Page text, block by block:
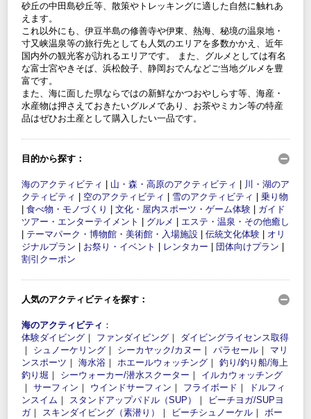
砂丘の中田島砂丘等、散策やトレッキングに適した自然に触れあ
えます。
これ以外にも、伊豆半島の修善寺や伊東、熱海、秘境の温泉地・
寸又峡温泉等の旅行先としても人気のエリアを多数かかえ、近年
国内外の観光客が訪れるエリアです。 また、グルメとしては有名
な富士宮やきそば、浜松餃子、静岡おでんなどご当地グルメを豊
富です。
また、海に面した県ならではの新鮮なかつおやしらす等、海産・
水産物は押さえておきたいグルメであり、お茶やミカン等の特産
品はぜひお土産として購入したい一品です。
目的から探す：
海のアクティビティ 山・森・高原のアクティビティ
川・湖のア
クティビティ
空のアクティビティ 雪のアクティビティ
乗り物
食べ物・モノづくり 文化・屋内スポーツ・ゲーム体験
ガイド
ツアー・エンターテイメント
グルメ
エステ・温泉・その他癒し
テーマパーク・博物館・美術館・入場施設 伝統文化体験
オリ
ジナルプラン
お祭り・イベント レンタカー 団体向けプラン
割引クーポン
人気のアクティビティを探す：
海のアクティビティ ：
体験ダイビング ｜ ファンダイビング ｜ ダイビングライセンス取得
｜ シュノーケリング ｜ シーカヤック/カヌー ｜ パラセール ｜ マリ
ンスポーツ ｜ 海水浴 ｜ ホエールウォッチング ｜ 釣り/釣り船/海上
釣り堀 ｜ シーウォーカー/潜水スクーター ｜ イルカウォッチング
｜ サーフィン ｜ ウインドサーフィン ｜ フライボード ｜
ドルフィ
ンスイム ｜ スタンドアップパドル（SUP） ｜
ビーチヨガ/SUPヨ
ガ｜ スキンダイビング（素潜り） ｜ ビーチシュノーケル ｜ ボー